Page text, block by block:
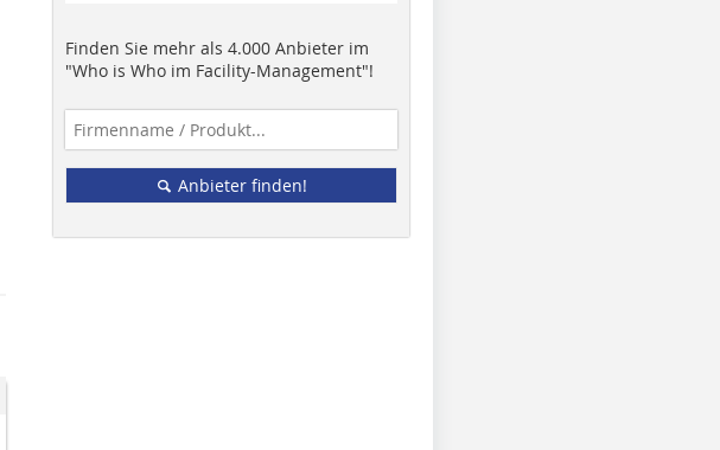
Finden Sie mehr als 4.000 Anbieter im
"Who is Who im Facility-Management"!
Anbieter finden!